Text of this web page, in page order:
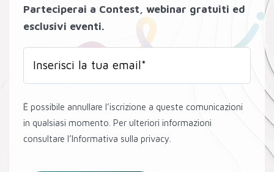
Parteciperai a Contest, webinar gratuiti ed
esclusivi eventi.
È possibile annullare l’iscrizione a queste comunicazioni
in qualsiasi momento. Per ulteriori informazioni
consultare l’Informativa sulla privacy.